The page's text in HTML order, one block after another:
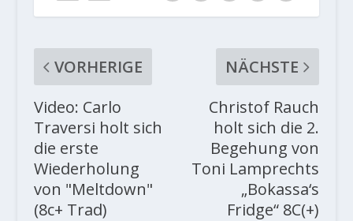
VORHERIGE
Video: Carlo
Traversi holt sich
die erste
Wiederholung
von "Meltdown"
(8c+ Trad)
NÄCHSTE
Christof Rauch
holt sich die 2.
Begehung von
Toni Lamprechts
„Bokassa‘s
Fridge“ 8C(+)